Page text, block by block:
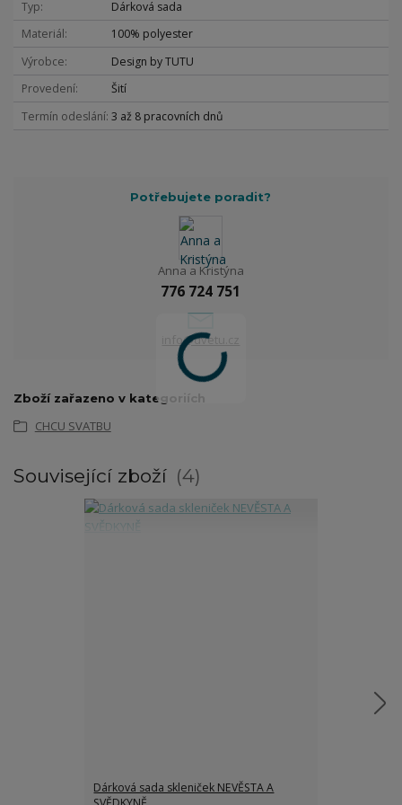
Typ
Dárková sada
Materiál
100% polyester
Výrobce
Design by TUTU
Provedení
Šití
Termín odeslání 3 až 8 pracovních dnů
Potřebujete poradit?
Anna a Kristýna
776 724 751
info@dvetu.cz
Zboží zařazeno v kategoriích
CHCU SVATBU
Související zboží 4
Dárková sada skleniček NEVĚSTA A